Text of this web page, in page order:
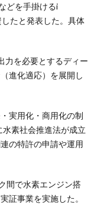
どを手掛けるi
たと発表した。具体
力を必要とするディー
進化適応）を展開し
実用化・商用化の制
素社会推進法が成立
の特許の申請や運用
間で水素エンジン搭
証事業を実施した。